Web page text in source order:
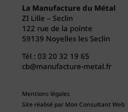
La Manufacture du Métal
ZI Lille – Seclin
122 rue de la pointe
59139 Noyelles les Seclin
Tél :03 20 32 19 65
cb@manufacture-metal.fr
Mentions légales
Site réalisé parMon Consultant Web